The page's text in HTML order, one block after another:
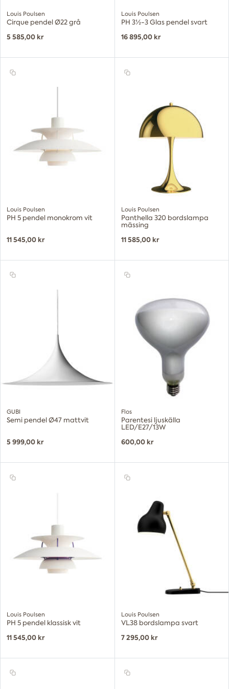
Louis Poulsen
Cirque pendel Ø22 grå
5 585,00 kr
Louis Poulsen
PH 3½-3 Glas pendel svart
16 895,00 kr
Louis Poulsen
PH 5 pendel monokrom vit
11 545,00 kr
Louis Poulsen
Panthella 320 bordslampa
mässing
11 585,00 kr
GUBI
Semi pendel Ø47 mattvit
5 999,00 kr
Flos
Parentesi ljuskälla
LED/E27/13W
600,00 kr
Louis Poulsen
PH 5 pendel klassisk vit
11 545,00 kr
Louis Poulsen
VL38 bordslampa svart
7 295,00 kr